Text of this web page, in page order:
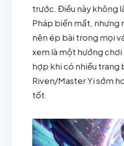
trước. Điều này không
Pháp biến mất, nhưng
nên ép bài trong mọi
xem là một hướng
hợp khi có nhiều trang
Riven/Master Yi sớm
tốt.